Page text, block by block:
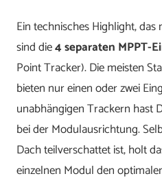
Ein technisches Highlight,
sind die4 separaten MPPT-
Point Tracker). Die meisten
bieten nur einen oder zwei
unabhängigen Trackern hast
bei der Modulausrichtung.
Dach teilverschattet ist, holt
einzelnen Modul den